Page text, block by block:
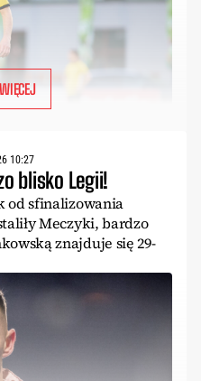
10:27
blisko Legii!
od sfinalizowania
Meczyki, bardzo
znajduje się 29-